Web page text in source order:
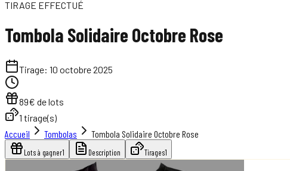
TIRAGE EFFECTUÉ
Tombola Solidaire Octobre Rose
Tirage: 10 octobre 2025
89€ de lots
1 tirage(s)
Accueil
Tombolas Tombola Solidaire Octobre Rose
Lots à gagner1 Description Tirages1